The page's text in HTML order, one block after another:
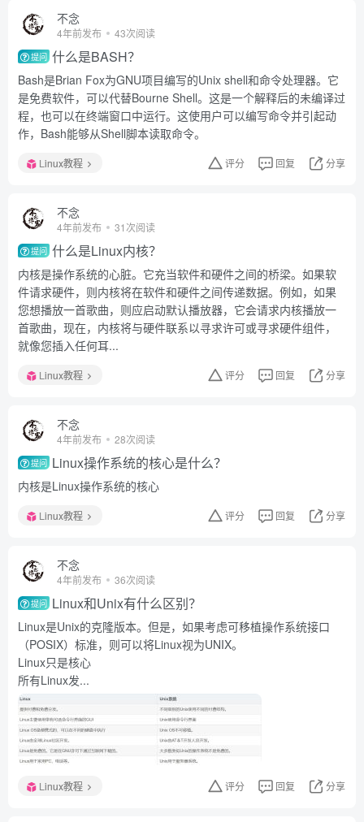
不念
4年前发布 43次阅读
提问 什么是BASH？
Bash是Brian Fox为GNU项目编写的Unix shell和命令处理器。它
是免费软件，可以代替Bourne Shell。这是一个解释后的未编译过
程，也可以在终端窗口中运行。这使用户可以编写命令并引起动
作，Bash能够从Shell脚本读取命令。
Linux教程 评分 回复 分享
不念
4年前发布 31次阅读
提问 什么是Linux内核？
内核是操作系统的心脏。它充当软件和硬件之间的桥梁。如果软
件请求硬件，则内核将在软件和硬件之间传递数据。例如，如果
您想播放一首歌曲，则应启动默认播放器，它会请求内核播放一
首歌曲，现在，内核将与硬件联系以寻求许可或寻求硬件组件，
就像您插入任何耳...
Linux教程 评分 回复 分享
不念
4年前发布 28次阅读
提问 Linux操作系统的核心是什么？
内核是Linux操作系统的核心
Linux教程 评分 回复 分享
不念
4年前发布 36次阅读
提问 Linux和Unix有什么区别？
Linux是Unix的克隆版本。但是，如果考虑可移植操作系统接口
（POSIX）标准，则可以将Linux视为UNIX。
Linux只是核心
所有Linux发...
Linux教程 评分 回复 分享